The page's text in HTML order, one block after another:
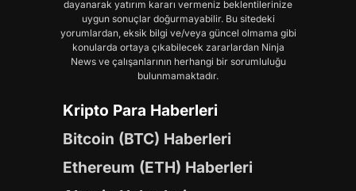
dayanarak yatırım kararı vermeniz beklentilerinize
uygun sonuçlar doğurmayabilir. Bu sitedeki
yorumlardan, eksik bilgi ve/veya güncel olmama gibi
konularda ortaya çıkabilecek zararlardan Ninja
News ve çalışanlarının herhangi bir sorumluluğu
bulunmamaktadır.
Kripto Para Haberleri
Bitcoin (BTC) Haberleri
Ethereum (ETH) Haberleri